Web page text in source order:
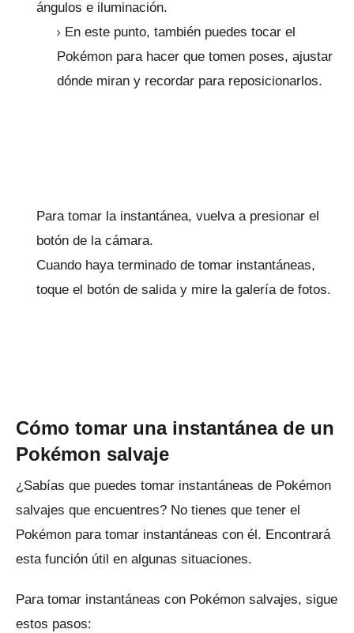
ángulos e iluminación.
En este punto, también puedes tocar el
Pokémon para hacer que tomen poses, ajustar
dónde miran y recordar para reposicionarlos.
Para tomar la instantánea, vuelva a presionar el
botón de la cámara.
Cuando haya terminado de tomar instantáneas,
toque el botón de salida y mire la galería de fotos.
Cómo tomar una instantánea de un
Pokémon salvaje
¿Sabías que puedes tomar instantáneas de Pokémon
salvajes que encuentres? No tienes que tener el
Pokémon para tomar instantáneas con él. Encontrará
esta función útil en algunas situaciones.
Para tomar instantáneas con Pokémon salvajes, sigue
estos pasos: